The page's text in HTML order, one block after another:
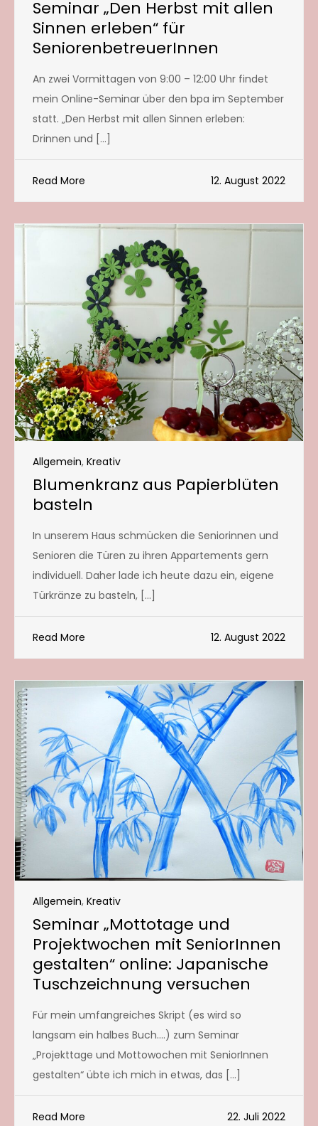
Seminar „Den Herbst mit allen
Sinnen erleben“ für
SeniorenbetreuerInnen
An zwei Vormittagen von 9:00 – 12:00 Uhr findet
mein Online-Seminar über den bpa im September
statt. „Den Herbst mit allen Sinnen erleben:
Drinnen und […]
Read More 12. August 2022
Allgemein, Kreativ
Blumenkranz aus Papierblüten
basteln
In unserem Haus schmücken die Seniorinnen und
Senioren die Türen zu ihren Appartements gern
individuell. Daher lade ich heute dazu ein, eigene
Türkränze zu basteln, […]
Read More 12. August 2022
Allgemein, Kreativ
Seminar „Mottotage und
Projektwochen mit SeniorInnen
gestalten“ online: Japanische
Tuschzeichnung versuchen
Für mein umfangreiches Skript (es wird so
langsam ein halbes Buch….) zum Seminar
„Projekttage und Mottowochen mit SeniorInnen
gestalten“ übte ich mich in etwas, das […]
Read More 22. Juli 2022